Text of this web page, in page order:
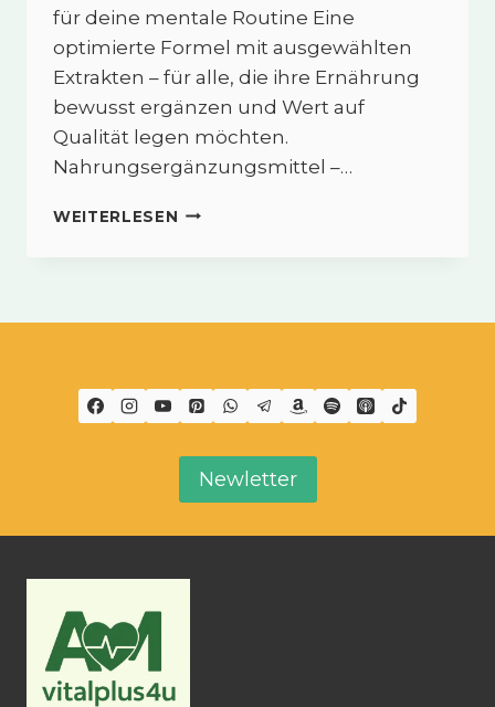
für deine mentale Routine Eine
optimierte Formel mit ausgewählten
Extrakten – für alle, die ihre Ernährung
bewusst ergänzen und Wert auf
Qualität legen möchten.
Nahrungsergänzungsmittel –…
WEITERLESEN BRAIN
SISEL
Newletter